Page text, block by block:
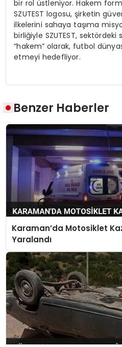
bir rol üstleniyor. Hakem
SZUTEST logosu, şirketin
ilkelerini sahaya taşıma
birliğiyle SZUTEST,
“hakem” olarak, futbol
etmeyi hedefliyor.
Benzer Haberler
Karaman’da Motosiklet
Yaralandı